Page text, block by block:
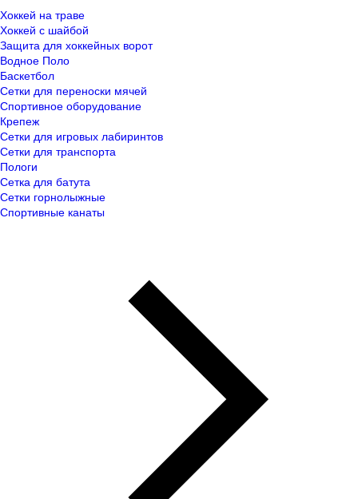
Хоккей на траве
Хоккей с шайбой
Защита для хоккейных ворот
Водное Поло
Баскетбол
Сетки для переноски мячей
Спортивное оборудование
Крепеж
Сетки для игровых лабиринтов
Сетки для транспорта
Пологи
Сетка для батута
Сетки горнолыжные
Спортивные канаты